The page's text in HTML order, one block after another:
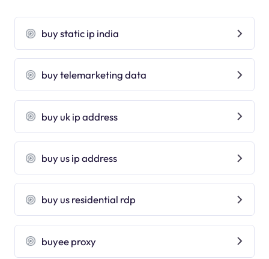
buy static ip india
buy telemarketing data
buy uk ip address
buy us ip address
buy us residential rdp
buyee proxy